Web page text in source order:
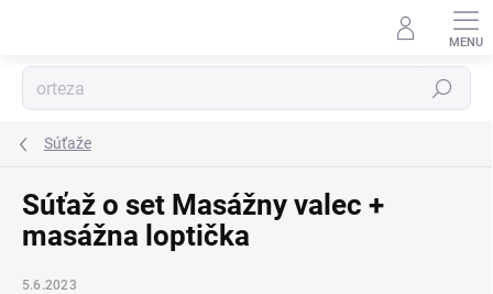
Hľadať
Súťaže
Súťaž o set Masážny valec +
masážna loptička
5.6.2023